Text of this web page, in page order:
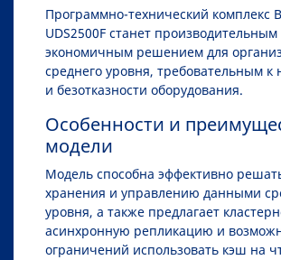
Программно-технический комплекс
UDS2500F станет производительным
экономичным решением для
среднего уровня, требовательным к
и безотказности оборудования.
Особенности и
модели
Модель способна эффективно
хранения и управлению данными
уровня, а также предлагает
асинхронную репликацию и
ограничений использовать кэш на